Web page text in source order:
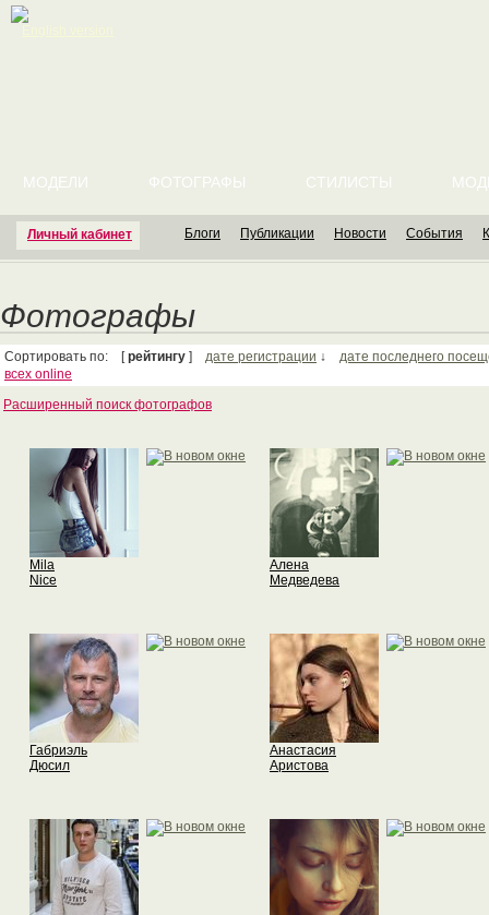
Личный кабинет
МОДЕЛИ ФОТОГРАФЫ СТИЛИСТЫ
Блоги Публикации Новости События
Фотографы
Сортировать по: [рейтингу ] дате регистрации ↓ дате последнего
всех online
Расширенный поиск фотографов
Mila
Nice
Алена
Медведева
Габриэль
Дюсил
Анастасия
Аристова